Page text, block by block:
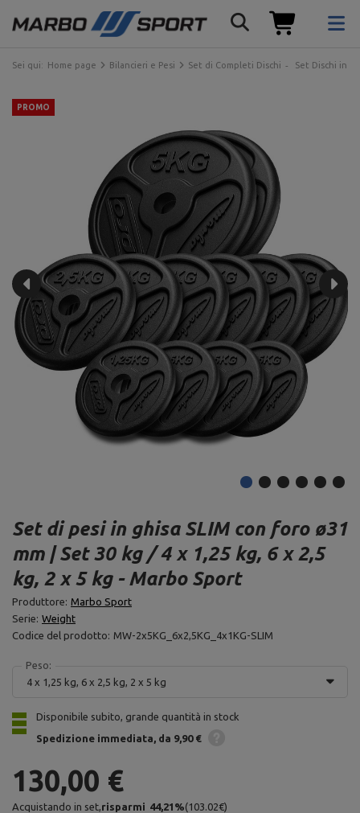
Sei qui: Home page Bilancieri e Pesi Set di Completi Dischi Set Dischi in
PROMO
Set di pesi in ghisa SLIM con foro ø31
mm | Set 30 kg / 4 x 1,25 kg, 6 x 2,5
kg, 2 x 5 kg - Marbo Sport
Produttore: Marbo Sport
Serie: Weight
Codice del prodotto: MW-2x5KG_6x2,5KG_4x1KG-SLIM
Peso:
4 x 1,25 kg, 6 x 2,5 kg, 2 x 5 kg
Disponibile subito, grande quantità in stock
Spedizione immediata da 9,90 €
130,00 €
Acquistando in set,risparmi 44,21 %(103.02€)